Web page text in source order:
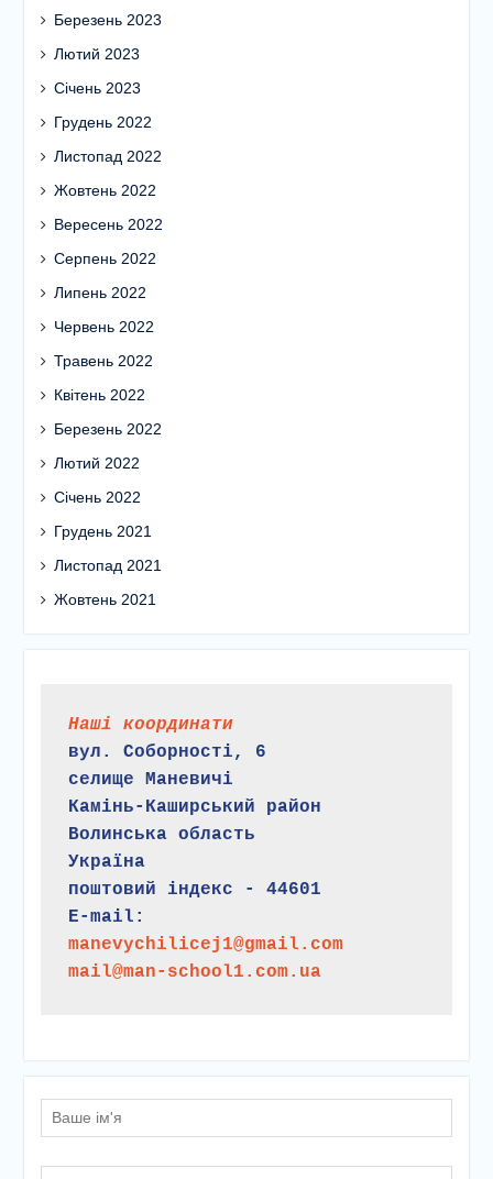
Березень 2023
Лютий 2023
Січень 2023
Грудень 2022
Листопад 2022
Жовтень 2022
Вересень 2022
Серпень 2022
Липень 2022
Червень 2022
Травень 2022
Квітень 2022
Березень 2022
Лютий 2022
Січень 2022
Грудень 2021
Листопад 2021
Жовтень 2021
Наші координати
вул. Соборності, 6
селище Маневичі
Камінь-Каширський район
Волинська область
Україна
поштовий індекс - 44601
E-mail:
manevychilicej1@gmail.com
mail@man-school1.com.ua